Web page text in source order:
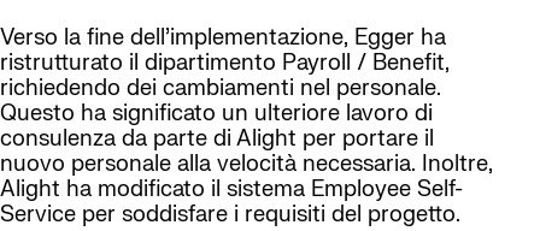
Verso la fine dell’implementazione, Egger ha
ristrutturato il dipartimento Payroll / Benefit,
richiedendo dei cambiamenti nel personale.
Questo ha significato un ulteriore lavoro di
consulenza da parte di Alight per portare il
nuovo personale alla velocità necessaria. Inoltre,
Alight ha modificato il sistema Employee Self-
Service per soddisfare i requisiti del progetto.